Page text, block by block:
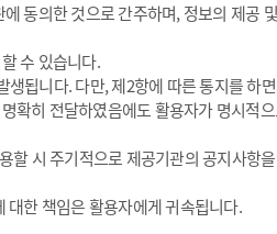
동의한 것으로 간주하며, 정보의 제공
수 있습니다.
됩니다. 다만, 제2항에 따른 통지를 하
확히 전달하였음에도 활용자가 명시적
시 주기적으로 제공기관의 공지사항
대한 책임은 활용자에게 귀속됩니다.